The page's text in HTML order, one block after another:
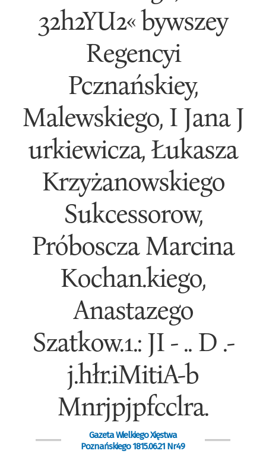
32h2YU2« bywszey
Regencyi
Pcznańskiey,
Malewskiego, I Jana J
urkiewicza, Łukasza
Krzyżanowskiego
Sukcessorow,
Próboscza Marcina
Kochan.kiego,
Anastazego
Szatkow.1.: JI - .. D .-
j.hłr.iMitiA-b
Mnrjpjpfcclra.
Gazeta Wielkiego Xięstwa
Poznańskiego 1815.06.21 Nr49